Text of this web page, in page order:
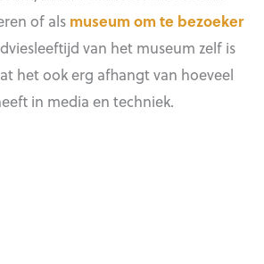
of als museum om te bezoeker
van het museum zelf is
het ook erg afhangt van hoeveel
in media en techniek.